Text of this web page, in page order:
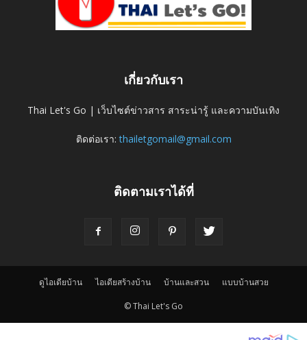
เกี่ยวกับเรา
Thai Let's Go | เว็บไซต์ข่าวสาร สาระน่ารู้ และความบันเทิง
ติดต่อเรา:thailetgomail@gmail.com
ติดตามเราได้ที่
ดูไอเดียบ้าน ไอเดียสร้างบ้าน บ้านและสวน แบบบ้านสวย
© Thai Let's Go